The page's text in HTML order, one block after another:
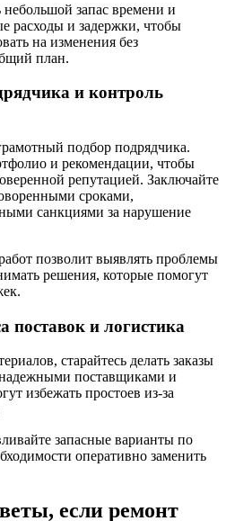
небольшой запас времени и
расходы и задержки, чтобы
на изменения без
план.
и контроль
подбор подрядчика.
и рекомендации, чтобы
репутацией. Заключайте
сроками,
санкциями за нарушение
позволит выявлять проблемы
решения, которые помогут
поставок и логистика
старайтесь делать заказы
надежными поставщиками и
избежать простоев из-за
запасные варианты по
оперативно заменить
если ремонт